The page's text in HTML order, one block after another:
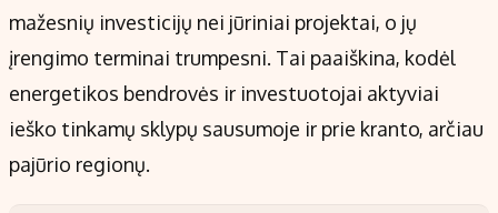
mažesnių investicijų nei jūriniai projektai, o jų
įrengimo terminai trumpesni. Tai paaiškina, kodėl
energetikos bendrovės ir investuotojai aktyviai
ieško tinkamų sklypų sausumoje ir prie kranto, arčiau
pajūrio regionų.